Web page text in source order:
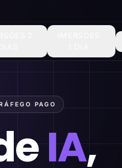
PAGO
IA,